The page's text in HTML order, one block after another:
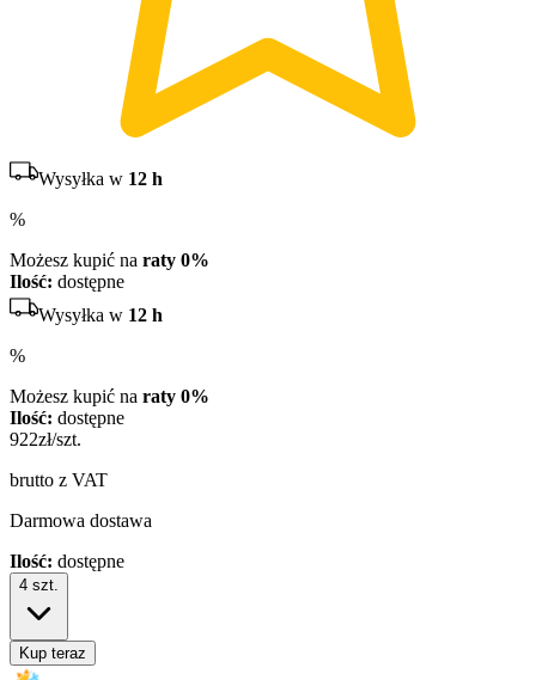
Wysyłka w 12 h
%
Możesz kupić na raty 0%
Ilość: dostępne
Wysyłka w 12 h
%
Możesz kupić na raty 0%
Ilość: dostępne
922zł/szt.
brutto z VAT
Darmowa dostawa
Ilość: dostępne
4 szt.
Kup teraz